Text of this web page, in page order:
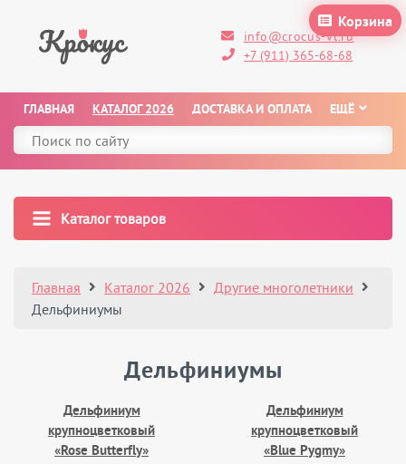
Корзина
info@crocus-vl.ru
+7 (911) 365-68-68
ГЛАВНАЯ КАТАЛОГ 2026 ДОСТАВКА И ОПЛАТА ЕЩЁ
Каталог товаров
Главная Каталог 2026
Другие многолетники
Дельфиниумы
Дельфиниумы
Дельфиниум
крупноцветковый
«Rose Butterfly»
Дельфиниум
крупноцветковый
«Blue Pygmy»